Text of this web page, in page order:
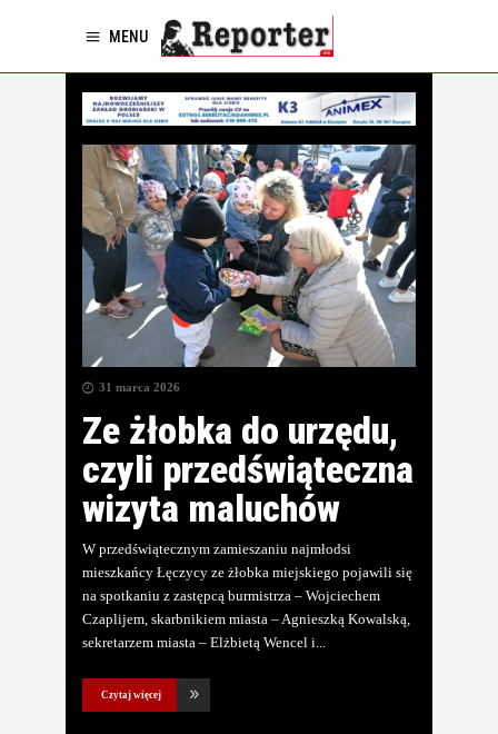
MENU
31 marca 2026
Ze żłobka do urzędu,
czyli przedświąteczna
wizyta maluchów
W przedświątecznym zamieszaniu najmłodsi
mieszkańcy Łęczycy ze żłobka miejskiego pojawili się
na spotkaniu z zastępcą burmistrza – Wojciechem
Czaplijem, skarbnikiem miasta – Agnieszką Kowalską,
sekretarzem miasta – Elżbietą Wencel i
Czytaj więcej